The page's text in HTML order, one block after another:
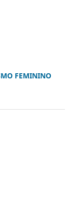
FEMININO